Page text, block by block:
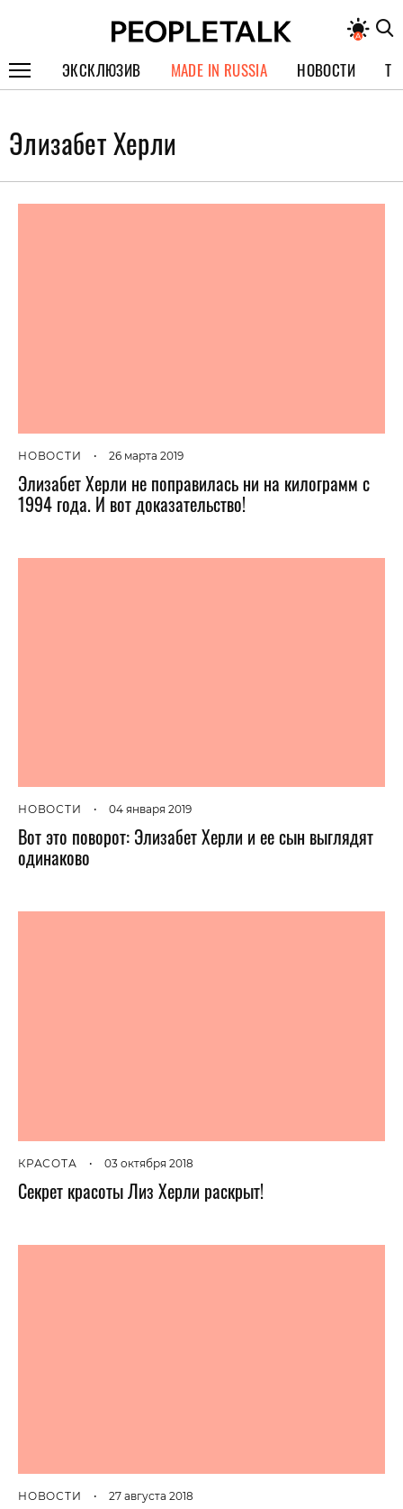
ЭКСКЛЮЗИВ
СПЕЦПРОЕКТЫ
ИНТЕРВЬЮ
MADE IN RUSSIA НОВОСТИ
Элизабет Херли
НОВОСТИ • 26 марта 2019
Элизабет Херли не поправилась ни на килограмм с
1994 года. И вот доказательство!
НОВОСТИ • 04 января 2019
Вот это поворот: Элизабет Херли и ее сын выглядят
одинаково
КРАСОТА • 03 октября 2018
Секрет красоты Лиз Херли раскрыт!
НОВОСТИ • 27 августа 2018